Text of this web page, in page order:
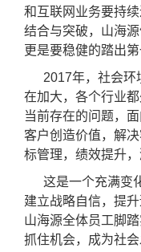
和 互联网 业务要持续
结合与突破， 山海源
更是要稳健的踏出第
2017年， 社会环
在加大， 各个行业
当前存在的问题，面
客户创造价值，解
标管理，绩效提升
这是一个充满变
建立战略自信，提
山海源全体员工脚
抓住机会，成为社会